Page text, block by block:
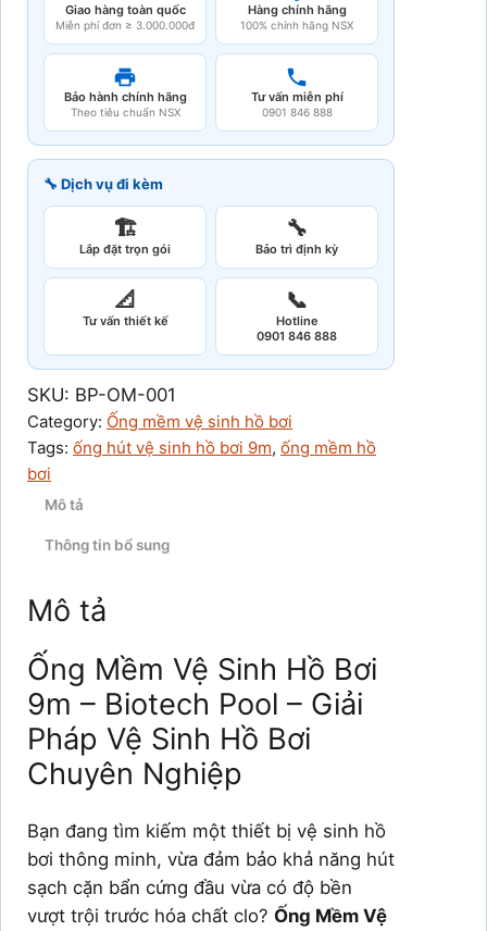
Giao hàng toàn quốc
Miễn phí đơn ≥ 3.000.000đ
Hàng chính hãng
100% chính hãng NSX
Bảo hành chính hãng
Theo tiêu chuẩn NSX
Tư vấn miễn phí
0901 846 888
🔧 Dịch vụ đi kèm
🏗️
Lắp đặt trọn gói
🔧
Bảo trì định kỳ
📐
Tư vấn thiết kế
📞
Hotline
0901 846 888
SKU: BP-OM-001
Category: Ống mềm vệ sinh hồ bơi
Tags: ống hút vệ sinh hồ bơi 9m, ống mềm hồ
bơi
Mô tả
Thông tin bổ sung
Mô tả
Ống Mềm Vệ Sinh Hồ Bơi
9m – Biotech Pool – Giải
Pháp Vệ Sinh Hồ Bơi
Chuyên Nghiệp
Bạn đang tìm kiếm một thiết bị vệ sinh hồ
bơi thông minh, vừa đảm bảo khả năng hút
sạch cặn bẩn cứng đầu vừa có độ bền
vượt trội trước hóa chất clo? Ống Mềm Vệ